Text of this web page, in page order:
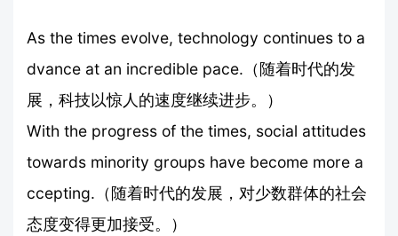
As the times evolve, technology continues to a
dvance at an incredible pace.（随着时代的发
展，科技以惊人的速度继续进步。）
With the progress of the times, social attitudes
towards minority groups have become more a
ccepting.（随着时代的发展，对少数群体的社会
态度变得更加接受。）